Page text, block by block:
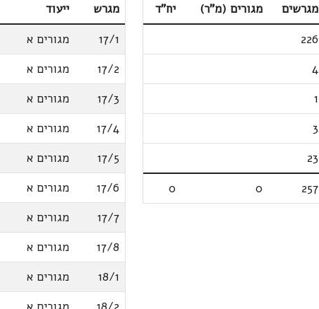
מגרשים מגורים (מ"ר)
יח"ד
226
4
1
3
23
257
0
0
מגרש ייעוד
17/1
מגורים א
17/2
מגורים א
17/3
מגורים א
17/4
מגורים א
17/5
מגורים א
17/6
מגורים א
17/7
מגורים א
17/8
מגורים א
18/1
מגורים א